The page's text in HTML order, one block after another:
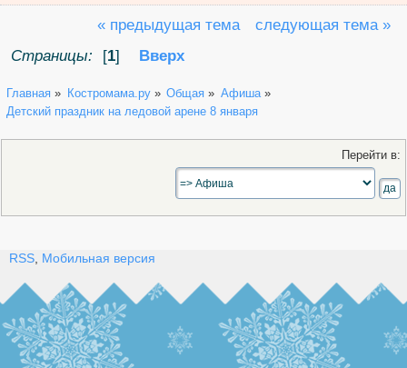
« предыдущая тема
следующая тема »
Страницы:
[1] Вверх
Главная » Костромама.ру» Общая » Афиша»
Детский праздник на ледовой арене 8 января
Перейти в:
RSS, Мобильная версия